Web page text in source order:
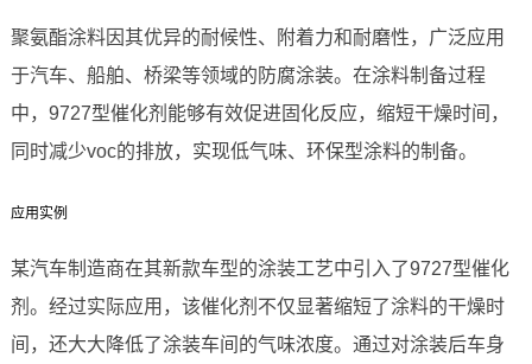
聚氨酯涂料因其优异的耐候性、附着力和耐磨性，广泛应用
于汽车、船舶、桥梁等领域的防腐涂装。在涂料制备过程
中，9727型催化剂能够有效促进固化反应，缩短干燥时间，
同时减少voc的排放，实现低气味、环保型涂料的制备。
应用实例
某汽车制造商在其新款车型的涂装工艺中引入了9727型催化
剂。经过实际应用，该催化剂不仅显著缩短了涂料的干燥时
间，还大大降低了涂装车间的气味浓度。通过对涂装后车身